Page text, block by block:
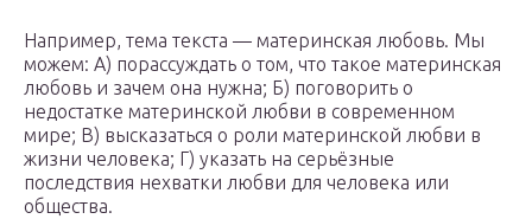
Например, тема текста — материнская любовь. Мы
можем: А) порассуждать о том, что такое материнская
любовь и зачем она нужна; Б) поговорить о
недостатке материнской любви в современном
мире; В) высказаться о роли материнской любви в
жизни человека; Г) указать на серьёзные
последствия нехватки любви для человека или
общества.